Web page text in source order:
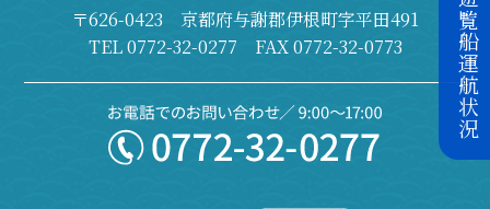
〒626-0423 京都府与謝郡伊根町字平田491
TEL0772-32-0277 FAX 0772-32-0773